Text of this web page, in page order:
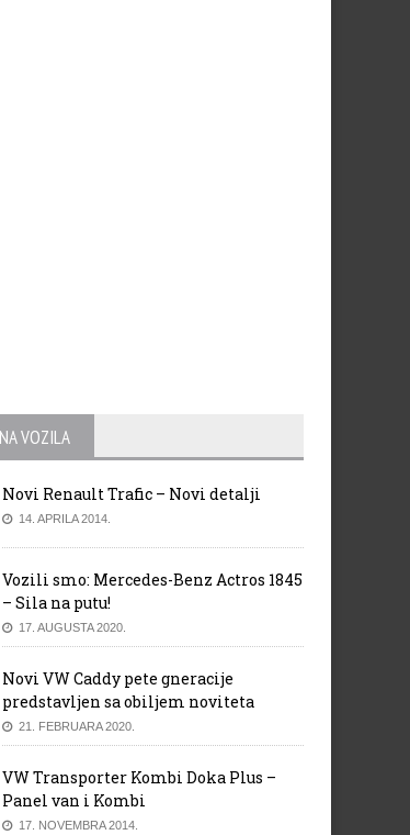
VOZILA
Novi Renault Trafic – Novi detalji
14. APRILA 2014.
Vozili smo: Mercedes-Benz Actros 1845
– Sila na putu!
17. AUGUSTA 2020.
Novi VW Caddy pete gneracije
predstavljen sa obiljem noviteta
21. FEBRUARA 2020.
VW Transporter Kombi Doka Plus –
Panel van i Kombi
17. NOVEMBRA 2014.